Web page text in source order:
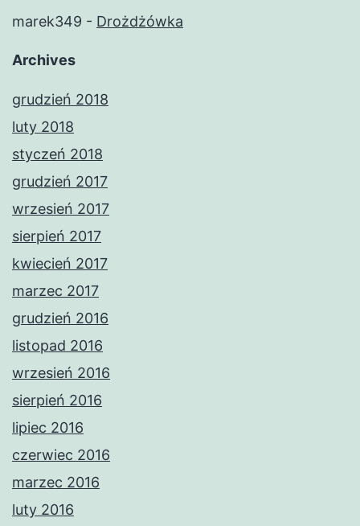
marek349 - Drożdżówka
Archives
grudzień 2018
luty 2018
styczeń 2018
grudzień 2017
wrzesień 2017
sierpień 2017
kwiecień 2017
marzec 2017
grudzień 2016
listopad 2016
wrzesień 2016
sierpień 2016
lipiec 2016
czerwiec 2016
marzec 2016
luty 2016